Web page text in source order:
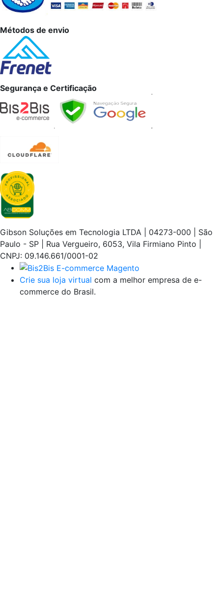
Métodos de envio
Segurança e Certificação
Gibson Soluções em Tecnologia LTDA | 04273-000 | São
Paulo - SP | Rua Vergueiro, 6053, Vila Firmiano Pinto |
CNPJ: 09.146.661/0001-02
Crie sua loja virtual com a melhor empresa de e-
commerce do Brasil.